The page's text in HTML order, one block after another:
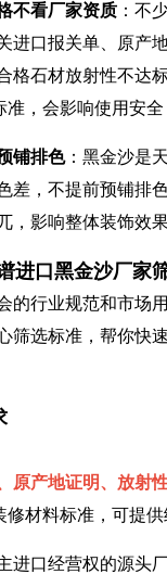
不看厂家资质：不
进口报关单、原产
格石材放射性不达
准，会影响使用安全
铺排色：黑金沙是
差，不提前预铺排
，影响整体装饰效
进口黑金沙厂家
的行业规范和市场
筛选标准，帮你快
原产地证明、放射
修材料标准，可提
进口经营权的源头